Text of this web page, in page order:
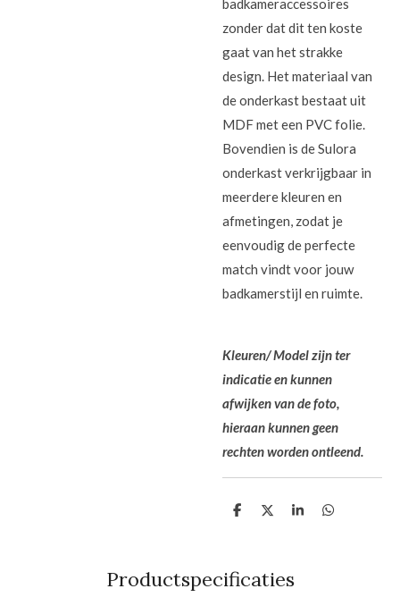
badkameraccessoires
zonder dat dit ten koste
gaat van het strakke
design. Het materiaal van
de onderkast bestaat uit
MDF met een PVC folie.
Bovendien is de Sulora
onderkast verkrijgbaar in
meerdere kleuren en
afmetingen, zodat je
eenvoudig de perfecte
match vindt voor jouw
badkamerstijl en ruimte.
Kleuren/ Model zijn ter
indicatie en kunnen
afwijken van de foto,
hieraan kunnen geen
rechten worden ontleend.
D
n
D
S
D
Productspecificaties